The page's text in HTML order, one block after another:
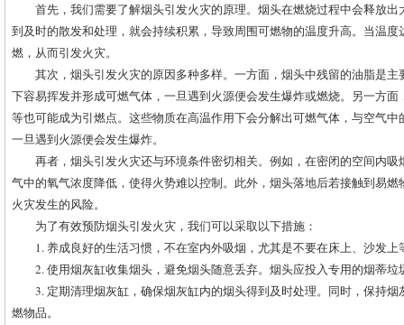
首先，我们需要了解烟头引发火灾的原理。烟头在燃烧过程中会释放
到及时的散发和处理，就会持续积累，导致周围可燃物的温度升高。当温
燃，从而引发火灾。
其次，烟头引发火灾的原因多种多样。一方面，烟头中残留的油脂是
下容易挥发并形成可燃气体，一旦遇到火源便会发生爆炸或燃烧。另一方
等也可能成为引燃点。这些物质在高温作用下会分解出可燃气体，与空气
一旦遇到火源便会发生爆炸。
再者，烟头引发火灾还与环境条件密切相关。例如，在密闭的空间内
气中的氧气浓度降低，使得火势难以控制。此外，烟头落地后若接触到易
火灾发生的风险。
为了有效预防烟头引发火灾，我们可以采取以下措施：
1. 养成良好的生活习惯，不在室内外吸烟，尤其是不要在床上、沙发
2. 使用烟灰缸收集烟头，避免烟头随意丢弃。烟头应投入专用的烟蒂
3. 定期清理烟灰缸，确保烟灰缸内的烟头得到及时处理。同时，保持
燃物品。